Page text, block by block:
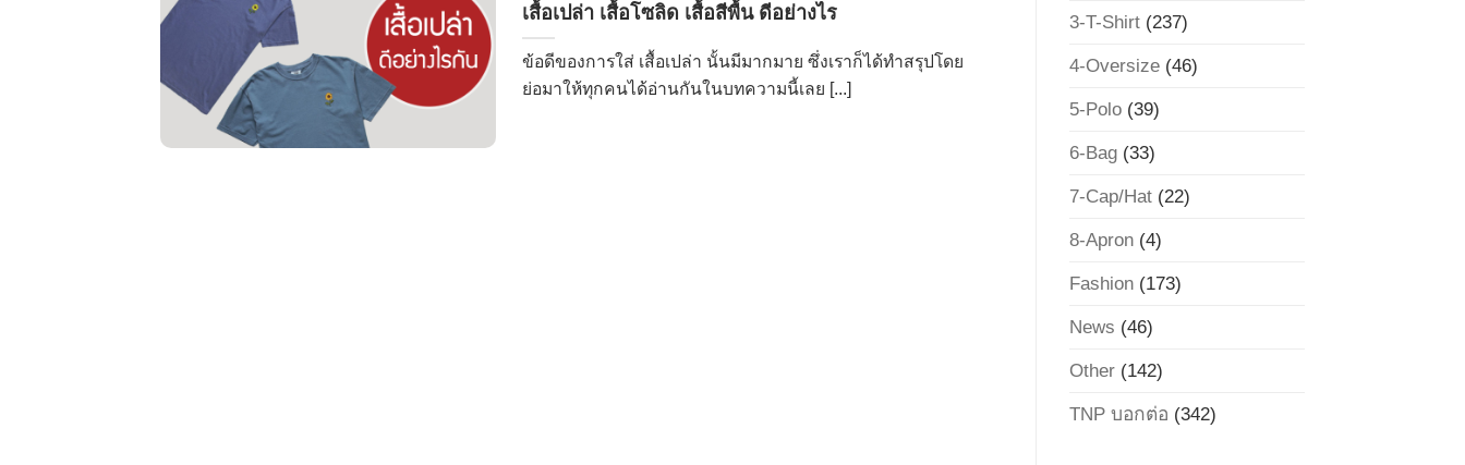
เสื้อเปล่า เสื้อโซลิด เสื้อสีพื้น ดีอย่างไร
ข้อดีของการใส่ เสื้อเปล่า นั้นมีมากมาย ซึ่งเราก็ได้ทำสรุปโดย
ย่อมาให้ทุกคนได้อ่านกันในบทความนี้เลย [...]
3-T-Shirt(237)
4-Oversize(46)
5-Polo(39)
6-Bag(33)
7-Cap/Hat(22)
8-Apron(4)
Fashion(173)
News (46)
Other(142)
TNP บอกต่อ (342)